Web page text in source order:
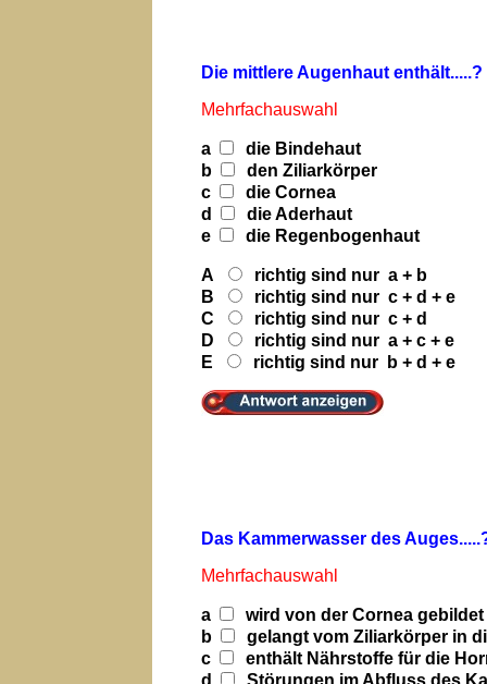
Die mittlere Augenhaut enthält.....?
Mehrfachauswahl
a
die Bindehaut
b
den Ziliarkörper
c
die Cornea
d
die Aderhaut
e
die Regenbogenhaut
A
richtig sind nur a + b
B
richtig sind nur c + d + e
C
richtig sind nur c + d
D
richtig sind nur a + c + e
E
richtig sind nur b + d + e
Das Kammerwasser des
Mehrfachauswahl
a
wird von der Cornea gebildet
b
gelangt vom Ziliarkörper in
c
enthält Nährstoffe für die
d
Störungen im Abfluss des